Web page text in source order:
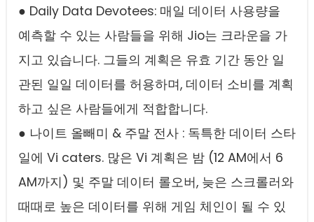
● Daily Data Devotees: 매일 데이터 사용량을
예측할 수 있는 사람들을 위해 Jio는 크라운을 가
지고 있습니다. 그들의 계획은 유효 기간 동안 일
관된 일일 데이터를 허용하며, 데이터 소비를 계획
하고 싶은 사람들에게 적합합니다.
● 나이트 올빼미 & 주말 전사 : 독특한 데이터 스타
일에 Vi caters. 많은 Vi 계획은 밤 (12 AM에서 6
AM까지) 및 주말 데이터 롤오버, 늦은 스크롤러와
때때로 높은 데이터를 위해 게임 체인이 될 수 있